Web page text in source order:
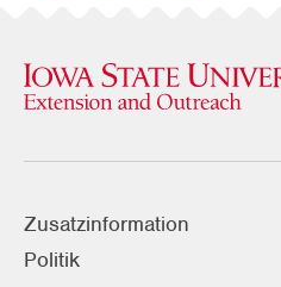
Zusatzinformation
Politik